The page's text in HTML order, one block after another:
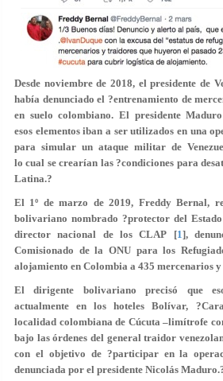
Desde noviembre de 2018, el presidente de
había denunciado el ?entrenamiento de
en suelo colombiano. El presidente
esos elementos iban a ser utilizados en una
para simular un ataque militar de
lo cual se crearían las ?condiciones para
Latina.?
El 1º de marzo de 2019, Freddy Bernal,
bolivariano nombrado ?protector del
director nacional de los CLAP [1],
Comisionado de la ONU para los
alojamiento en Colombia a 435 mercenarios y
El dirigente bolivariano precisó que
actualmente en los hoteles Bolívar,
localidad colombiana de Cúcuta –limítrofe
bajo las órdenes del general traidor
con el objetivo de ?participar en la
denunciada por el presidente Nicolás